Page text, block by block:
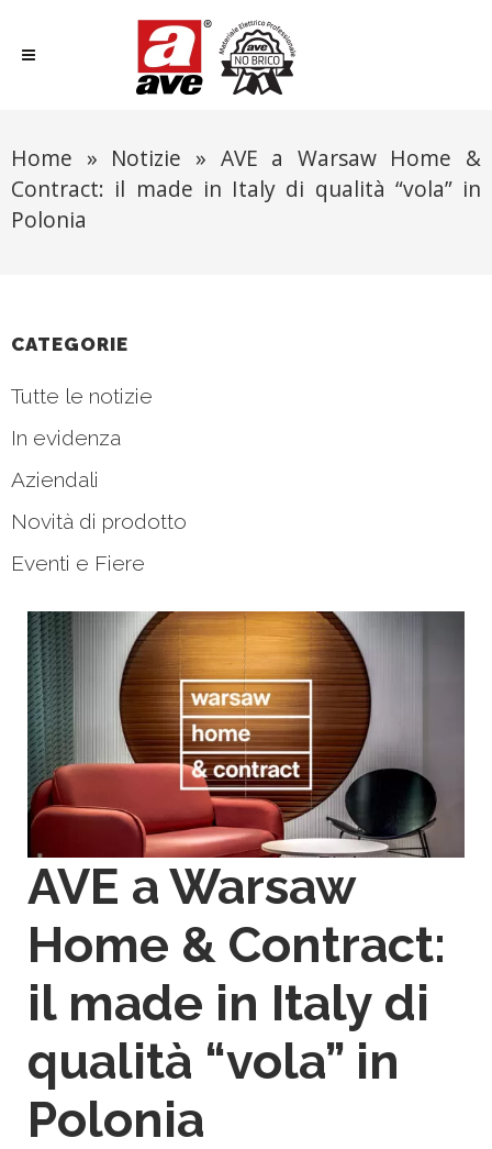
Home » Notizie » AVE a Warsaw Home &
Contract: il made in Italy di qualità “vola” in
Polonia
CATEGORIE
Tutte le notizie
In evidenza
Aziendali
Novità di prodotto
Eventi e Fiere
AVE a Warsaw
Home & Contract:
il made in Italy di
qualità “vola” in
Polonia